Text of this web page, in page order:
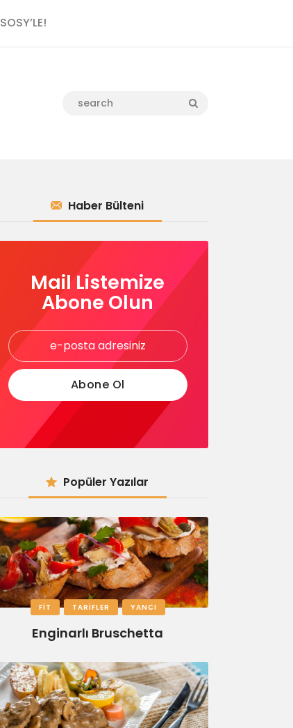
SOSY’LE!
Haber Bülteni
Mail Listemize
Abone Olun
Popüler Yazılar
FIT TARIFLER YANCI
Enginarlı Bruschetta